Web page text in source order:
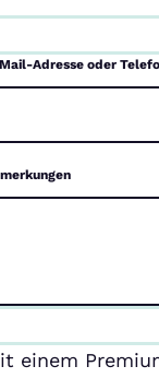
Adresse oder
einem